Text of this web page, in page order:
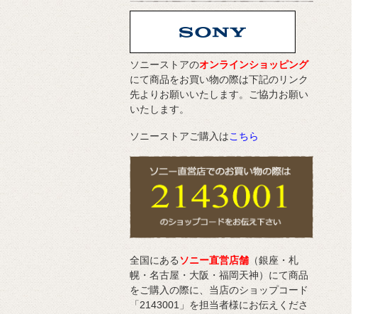
ソニーストアのオンラインショッピング
にて商品をお買い物の際は下記のリンク
先よりお願いいたします。ご協力お願い
いたします。
ソニーストアご購入はこちら
全国にあるソニー直営店舗 （銀座・札
幌・名古屋・大阪・福岡天神）にて商品
をご購入の際に、当店のショップコード
「2143001」を担当者様にお伝えくださ